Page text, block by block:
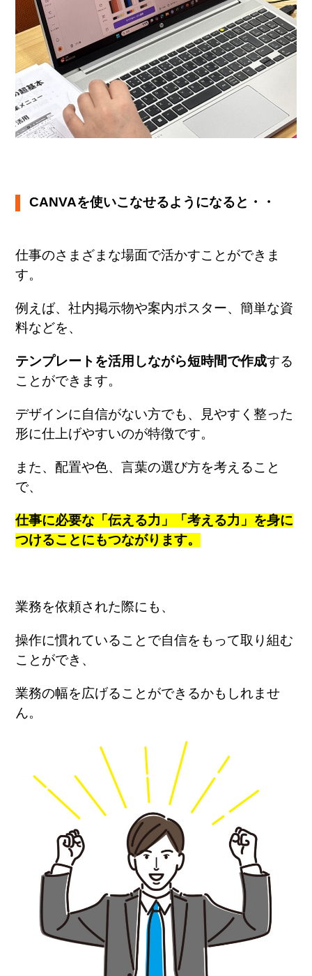
CANVAを使いこなせるようになると・・
仕事のさまざまな場面で活かすことができま
す。
例えば、社内掲示物や案内ポスター、簡単な資
料などを、
テンプレートを活用しながら短時間で作成する
ことができます。
デザインに自信がない方でも、見やすく整った
形に仕上げやすいのが特徴です。
また、配置や色、言葉の選び方を考えること
で、
仕事に必要な「伝える力」「考える力」を身に
つけることにもつながります。
業務を依頼された際にも、
操作に慣れていることで自信をもって取り組む
ことができ、
業務の幅を広げることができるかもしれませ
ん。